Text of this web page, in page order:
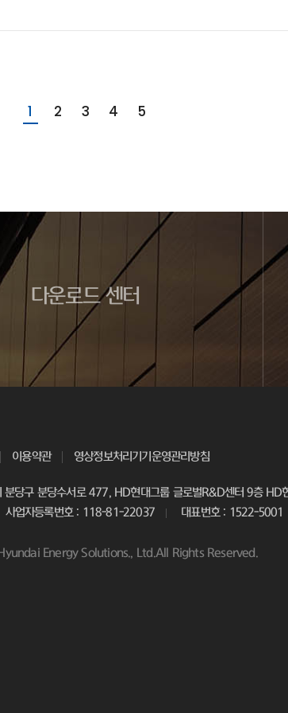
1 2 3 4 5
다운로드 센터
이용약관 영상정보처리기기운영관리방침
분당구 분당수서로 477, HD현대그룹 글로벌R&D센터 9층 HD
사업자등록번호 : 118-81-22037 대표번호 : 1522-5001
Energy Solutions., Ltd.All Rights Reserved.